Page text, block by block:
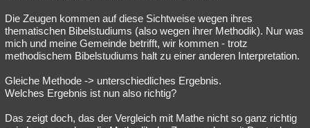
Die Zeugen kommen auf diese Sichtweise wegen ihres
thematischen Bibelstudiums (also wegen ihrer Methodik). Nur was
mich und meine Gemeinde betrifft, wir kommen - trotz
methodischem Bibelstudiums halt zu einer anderen Interpretation.
Gleiche Methode -> unterschiedliches Ergebnis.
Welches Ergebnis ist nun also richtig?
Das zeigt doch, das der Vergleich mit Mathe nicht so ganz richtig